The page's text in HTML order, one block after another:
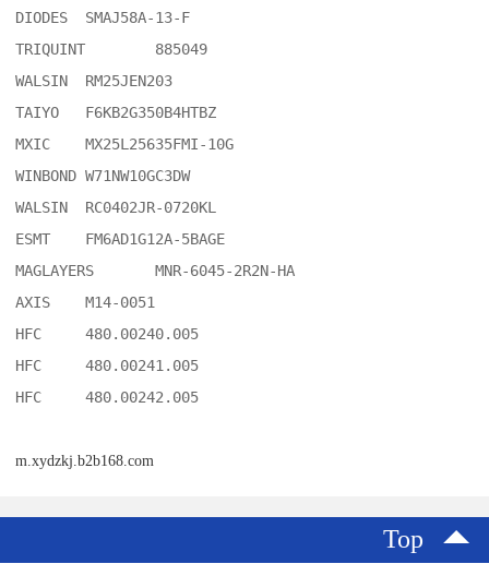
DIODES	SMAJ58A-13-F
TRIQUINT	885049
WALSIN	RM25JEN203
TAIYO	F6KB2G350B4HTBZ
MXIC	MX25L25635FMI-10G
WINBOND	W71NW10GC3DW
WALSIN	RC0402JR-0720KL
ESMT	FM6AD1G12A-5BAGE
MAGLAYERS	MNR-6045-2R2N-HA
AXIS	M14-0051
HFC	480.00240.005
HFC	480.00241.005
HFC	480.00242.005
m.xydzkj.b2b168.com
Top